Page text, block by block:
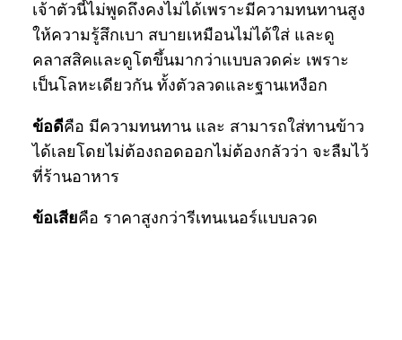
เจ้าตัวนี้ไม่พูดถึงคงไม่ได้เพราะมีความทนทานสูง
ให้ความรู้สึกเบา สบายเหมือนไม่ได้ใส่ และดู
คลาสสิคและดูโตขึ้นมากว่าแบบลวดค่ะ เพราะ
เป็นโลหะเดียวกัน ทั้งตัวลวดและฐานเหงือก
ข้อดีคือ มีความทนทาน และ สามารถใส่ทานข้าว
ได้เลยโดยไม่ต้องถอดออกไม่ต้องกลัวว่า จะลืมไว้
ที่ร้านอาหาร
ข้อเสียคือ ราคาสูงกว่ารีเทนเนอร์แบบลวด